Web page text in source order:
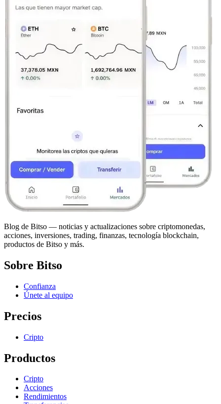
Blog de Bitso — noticias y actualizaciones sobre criptomonedas,
acciones, inversiones, trading, finanzas, tecnología blockchain,
productos de Bitso y más.
Sobre Bitso
Confianza
Únete al equipo
Precios
Cripto
Productos
Cripto
Acciones
Rendimientos